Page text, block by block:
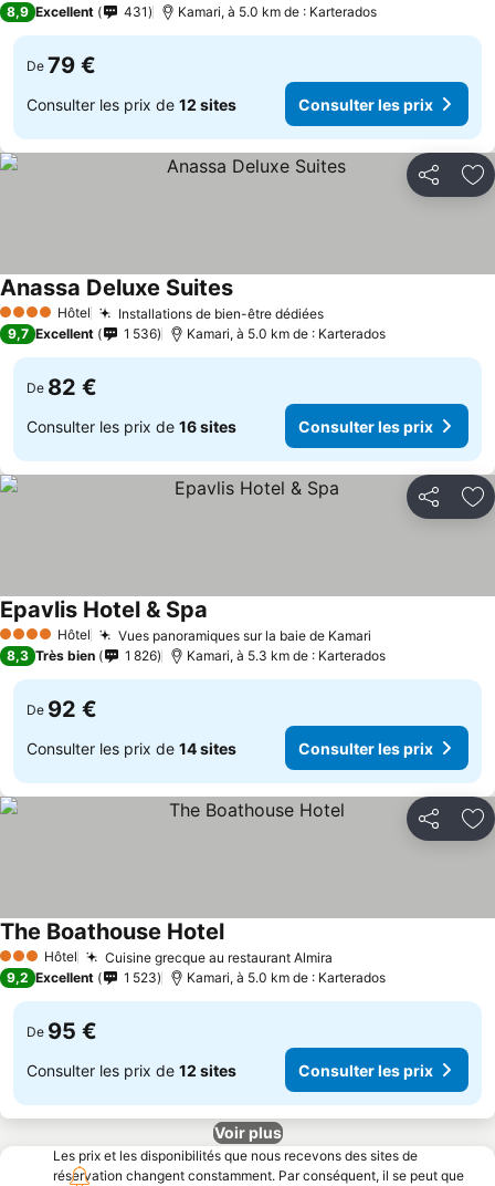
8,9 Excellent 431 Kamari, à 5.0 km de : Karterados
De 79 €
Consulter les prix de 12 sites Consulter les prix
Partager
4 Étoiles Hôtel Installations de bien-être dédiées
Anassa Deluxe Suites
9,7 Excellent 1 536 Kamari, à 5.0 km de : Karterados
De 82 €
Consulter les prix de 16 sites Consulter les prix
Partager
4 Étoiles Hôtel Vues panoramiques sur la baie de Kamari
Epavlis Hotel & Spa
8,3 Très bien 1 826 Kamari, à 5.3 km de : Karterados
De 92 €
Consulter les prix de 14 sites Consulter les prix
Partager
3 ÉtoilesHôtel Cuisine grecque au restaurant Almira
The Boathouse Hotel
9,2 Excellent 1 523 Kamari, à 5.0 km de : Karterados
De 95 €
Consulter les prix de 12 sites Consulter les prix
Voir plus
Les prix et les disponibilités que nous recevons des sites de
réservation changent constamment. Par conséquent, il se peut que